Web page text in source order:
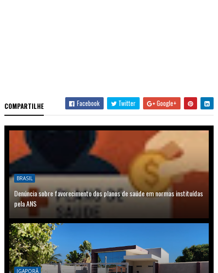
COMPARTILHE Facebook Twitter Google+
BRASIL
Denúncia sobre favorecimento dos planos de saúde em normas instituídas
pela ANS
IGAPORÃ